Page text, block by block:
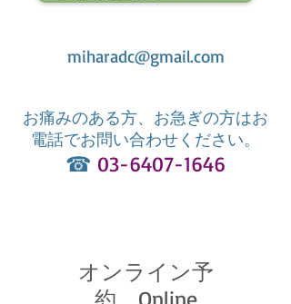
miharadc@gmail.com
お痛みのある方、お急ぎの方はお
電話でお問い合わせください。
☎︎ 03-6407-1646
オンライン予
約 Online